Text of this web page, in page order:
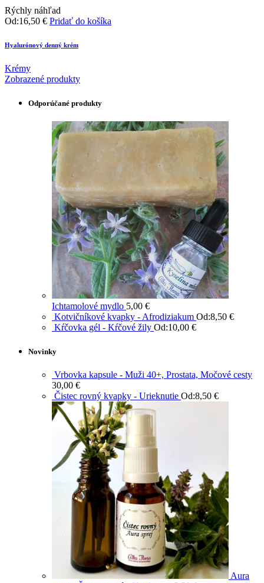
Rýchly náhľad
Od:16,50 € Pridať do košíka
Hyalurónový denný krém
Krémy
Zobrazené produkty
Odporúčané produkty
Ichtamolové mydlo 5,00 €
Kotvičníkové kvapky - Afrodiziakum Od:8,50 €
Kŕčovka gél - Kŕčové žily Od:10,00 €
Novinky
Vrbovka kapsule - Muži 40+, Prostata, Močové cesty
30,00 €
Čistec rovný kvapky - Urieknutie Od:8,50 €
Aura